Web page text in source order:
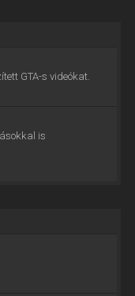
GTA-s videókat.
is